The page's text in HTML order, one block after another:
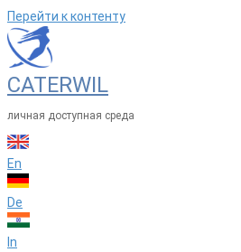
Перейти к контенту
CATERWIL
личная доступная среда
En
De
In